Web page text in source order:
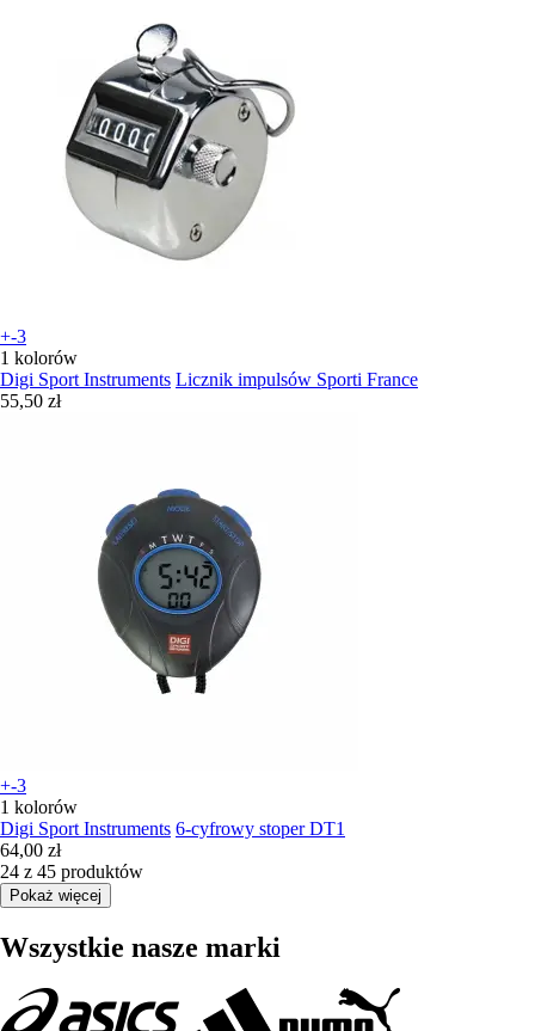
+-3
1 kolorów
Digi Sport Instruments Licznik impulsów Sporti France
55,50 zł
+-3
1 kolorów
Digi Sport Instruments 6-cyfrowy stoper DT1
64,00 zł
24 z 45 produktów
Pokaż więcej
Wszystkie nasze marki